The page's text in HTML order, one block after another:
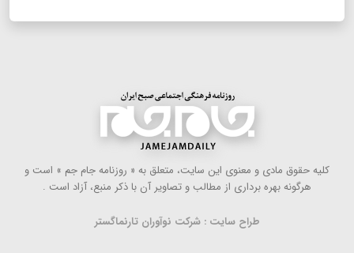
كلیه حقوق مادی و معنوی این سایت، متعلق به « روزنامه جام جم » است و
هرگونه بهره ‌برداری از مطالب و تصاویر آن با ذكر منبع، آزاد است .
طراح سایت : شرکت نوآوران تارنماگستر